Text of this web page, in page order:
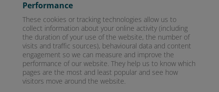
Performance
These cookies or tracking technologies allow us to
collect information about your online activity (including
the duration of your use of the website, the number of
visits and traffic sources), behavioural data and content
engagement so we can measure and improve the
performance of our website. They help us to know which
pages are the most and least popular and see how
visitors move around the website.